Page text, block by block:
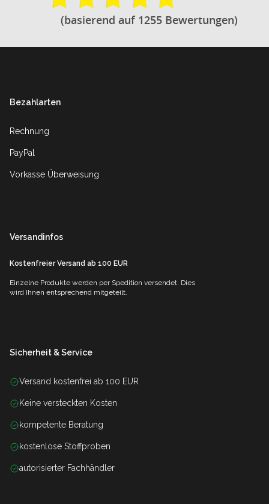
(basierend auf 1255 Bewertungen)
Bezahlarten
Rechnung
PayPal
Vorkasse Überweisung
Versandinfos
Kostenfreier Versand ab 100 EUR
Einzelne Produkte werden per Spedition versendet. Dies
wird Ihnen entsprechend mitgeteilt.
Sicherheit & Service
Versand kostenfrei ab 100 EUR
Keine versteckten Kosten
kompetente Beratung
kostenlose Stoffproben
autorisierter Fachhändler